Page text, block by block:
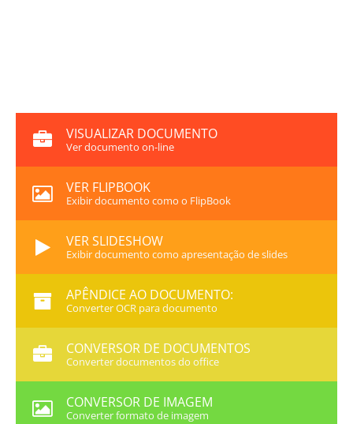
VISUALIZAR DOCUMENTO
Ver documento on-line
VER FLIPBOOK
Exibir documento como o FlipBook
VER SLIDESHOW
Exibir documento como apresentação de slides
APÊNDICE AO DOCUMENTO:
Converter OCR para documento
CONVERSOR DE DOCUMENTOS
Converter documentos do office
CONVERSOR DE IMAGEM
Converter formato de imagem